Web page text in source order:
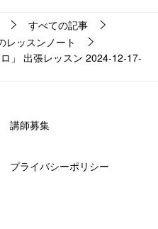
すべての記事
レッスンノート
」 出張レッスン 2024-12-17-
講師募集
プライバシーポリシー